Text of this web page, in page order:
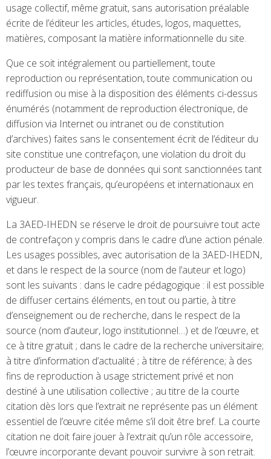
usage collectif, même gratuit, sans autorisation préalable
écrite de l’éditeur les articles, études, logos, maquettes,
matières, composant la matière informationnelle du site.
Que ce soit intégralement ou partiellement, toute
reproduction ou représentation, toute communication ou
rediffusion ou mise à la disposition des éléments ci-dessus
énumérés (notamment de reproduction électronique, de
diffusion via Internet ou intranet ou de constitution
d’archives) faites sans le consentement écrit de l’éditeur du
site constitue une contrefaçon, une violation du droit du
producteur de base de données qui sont sanctionnées tant
par les textes français, qu’européens et internationaux en
vigueur.
La 3AED-IHEDN se réserve le droit de poursuivre tout acte
de contrefaçon y compris dans le cadre d’une action pénale.
Les usages possibles, avec autorisation de la 3AED-IHEDN,
et dans le respect de la source (nom de l’auteur et logo)
sont les suivants : dans le cadre pédagogique : il est possible
de diffuser certains éléments, en tout ou partie, à titre
d’enseignement ou de recherche, dans le respect de la
source (nom d’auteur, logo institutionnel…) et de l’œuvre, et
ce à titre gratuit ; dans le cadre de la recherche universitaire;
à titre d’information d’actualité ; à titre de référence; à des
fins de reproduction à usage strictement privé et non
destiné à une utilisation collective ; au titre de la courte
citation dès lors que l’extrait ne représente pas un élément
essentiel de l’œuvre citée même s’il doit être bref. La courte
citation ne doit faire jouer à l’extrait qu’un rôle accessoire,
l’œuvre incorporante devant pouvoir survivre à son retrait.